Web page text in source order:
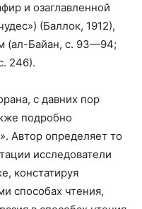
и озаглавленной
(Баллок, 1912),
(ал-Байан, с. 93—94;
246).
с давних пор
подробно
Автор определяет то
исследователи
констатируя
способах чтения,